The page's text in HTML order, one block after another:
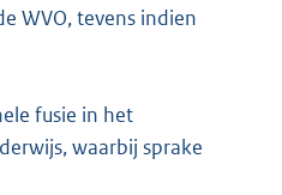
WVO, tevens indien
fusie in het
waarbij sprake